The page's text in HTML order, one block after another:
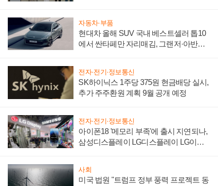
자동차·부품
현대차 올해 SUV 국내 베스트셀러 톱10
에서 싼타페만 자리매김, 그랜저·아반떼
전자·전기·정보통신
SK하이닉스 1주당 375원 현금배당 실시,
추가 주주환원 계획 9월 공개 예정
전자·전기·정보통신
아이폰18 '메모리 부족'에 출시 지연되나,
삼성디스플레이 LG디스플레이 LG이노
사회
미국 법원 "트럼프 정부 풍력 프로젝트 동